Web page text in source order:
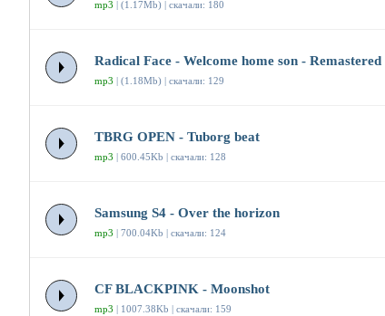
mp3 | (1.17Mb) | скачали: 180
Radical Face - Welcome home son - Remastered
mp3 | (1.18Mb) | скачали: 129
TBRG OPEN - Tuborg beat
mp3 | 600.45Kb | скачали: 128
Samsung S4 - Over the horizon
mp3 | 700.04Kb | скачали: 124
CF BLACKPINK - Moonshot
mp3 | 1007.38Kb | скачали: 159